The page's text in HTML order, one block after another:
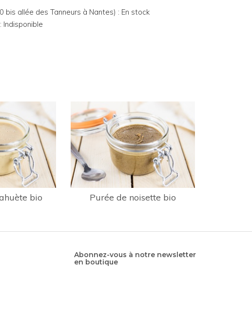
bis allée des Tanneurs à Nantes) : En stock
Indisponible
bio Purée de noisette bio
Abonnez-vous à notre newsletter
en boutique